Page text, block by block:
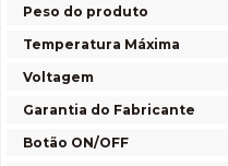
Peso do produto
Temperatura Máxima
Voltagem
Garantia do Fabricante
Botão ON/OFF